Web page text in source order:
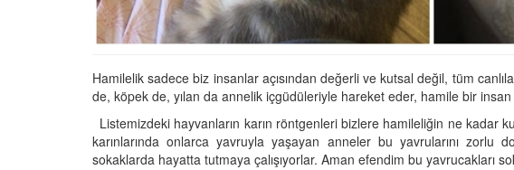
Hamilelik sadece biz insanlar açısından değerli ve kutsal değil, tüm
de, köpek de, yılan da annelik içgüdüleriyle hareket eder, hamile bir
Listemizdeki hayvanların karın röntgenleri bizlere hamileliğin ne kadar
karınlarında onlarca yavruyla yaşayan anneler bu yavrularını
sokaklarda hayatta tutmaya çalışıyorlar. Aman efendim bu yavrucakları
Türkiye’deki Hayvan
20.05.2020